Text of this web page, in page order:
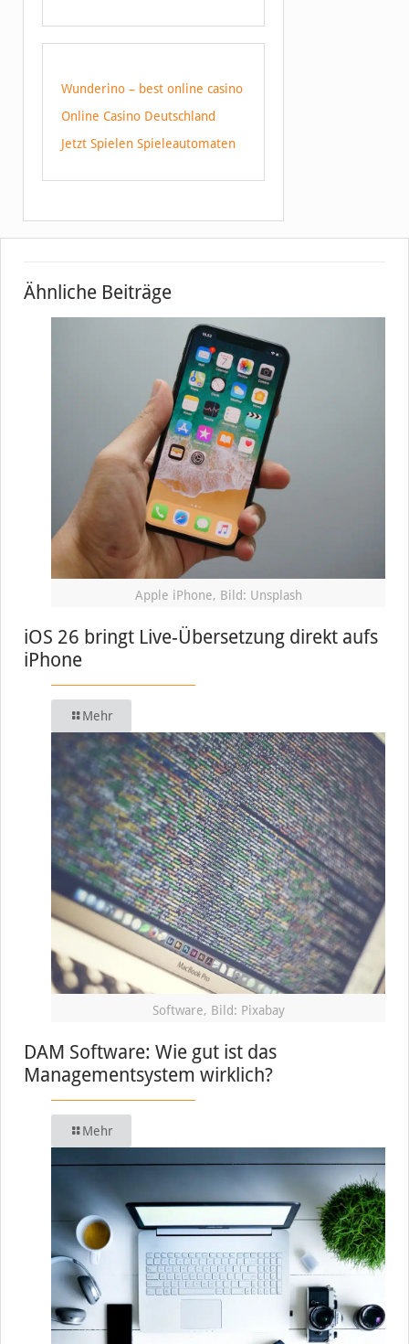
Wunderino – best online casino
Online Casino Deutschland
Jetzt Spielen Spieleautomaten
Ähnliche Beiträge
Apple iPhone, Bild: Unsplash
iOS 26 bringt Live-Übersetzung direkt aufs
iPhone
Mehr
Software, Bild: Pixabay
DAM Software: Wie gut ist das
Managementsystem wirklich?
Mehr